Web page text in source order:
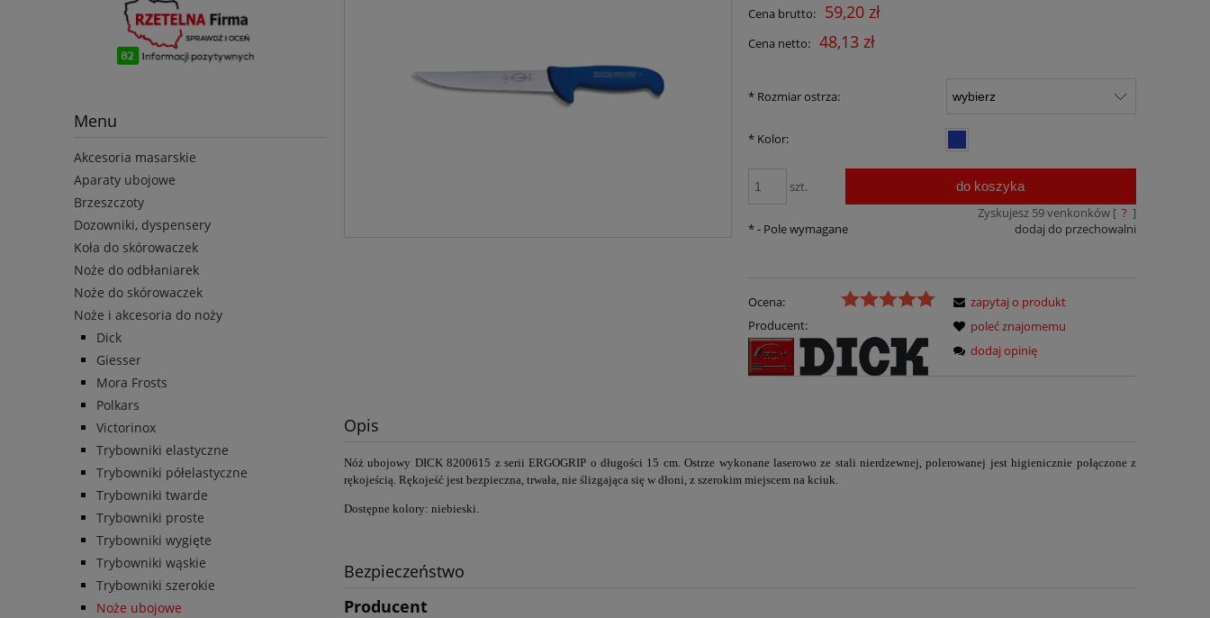
Menu
Akcesoria masarskie
Aparaty ubojowe
Brzeszczoty
Dozowniki, dyspensery
Koła do skórowaczek
Noże do odbłaniarek
Noże do skórowaczek
Noże i akcesoria do noży
Dick
Giesser
Mora Frosts
Polkars
Victorinox
Trybowniki elastyczne
Trybowniki półelastyczne
Trybowniki twarde
Trybowniki proste
Trybowniki wygięte
Trybowniki wąskie
Trybowniki szerokie
Noże ubojowe
płatności
Cena brutto: 59,20 zł
Cena netto: 48,13 zł
* Rozmiar ostrza:
* Kolor:
szt. do koszyka
Zyskujesz 59venkonków [ ? ]
dodaj do przechowalni
*- Pole wymagane
Ocena:
Producent:
zapytaj o produkt
poleć znajomemu
dodaj opinię
Opis
Nóż ubojowy DICK 8200615 z serii ERGOGRIP o długości 15 cm. Ostrze wykonane laserowo ze stali nierdzewnej, polerowanej jest higienicznie połączone z
rękojeścią. Rękojeść jest bezpieczna, trwała, nie ślizgająca się w dłoni, z szerokim miejscem na kciuk.
Dostępne kolory: niebieski.
Bezpieczeństwo
Producent